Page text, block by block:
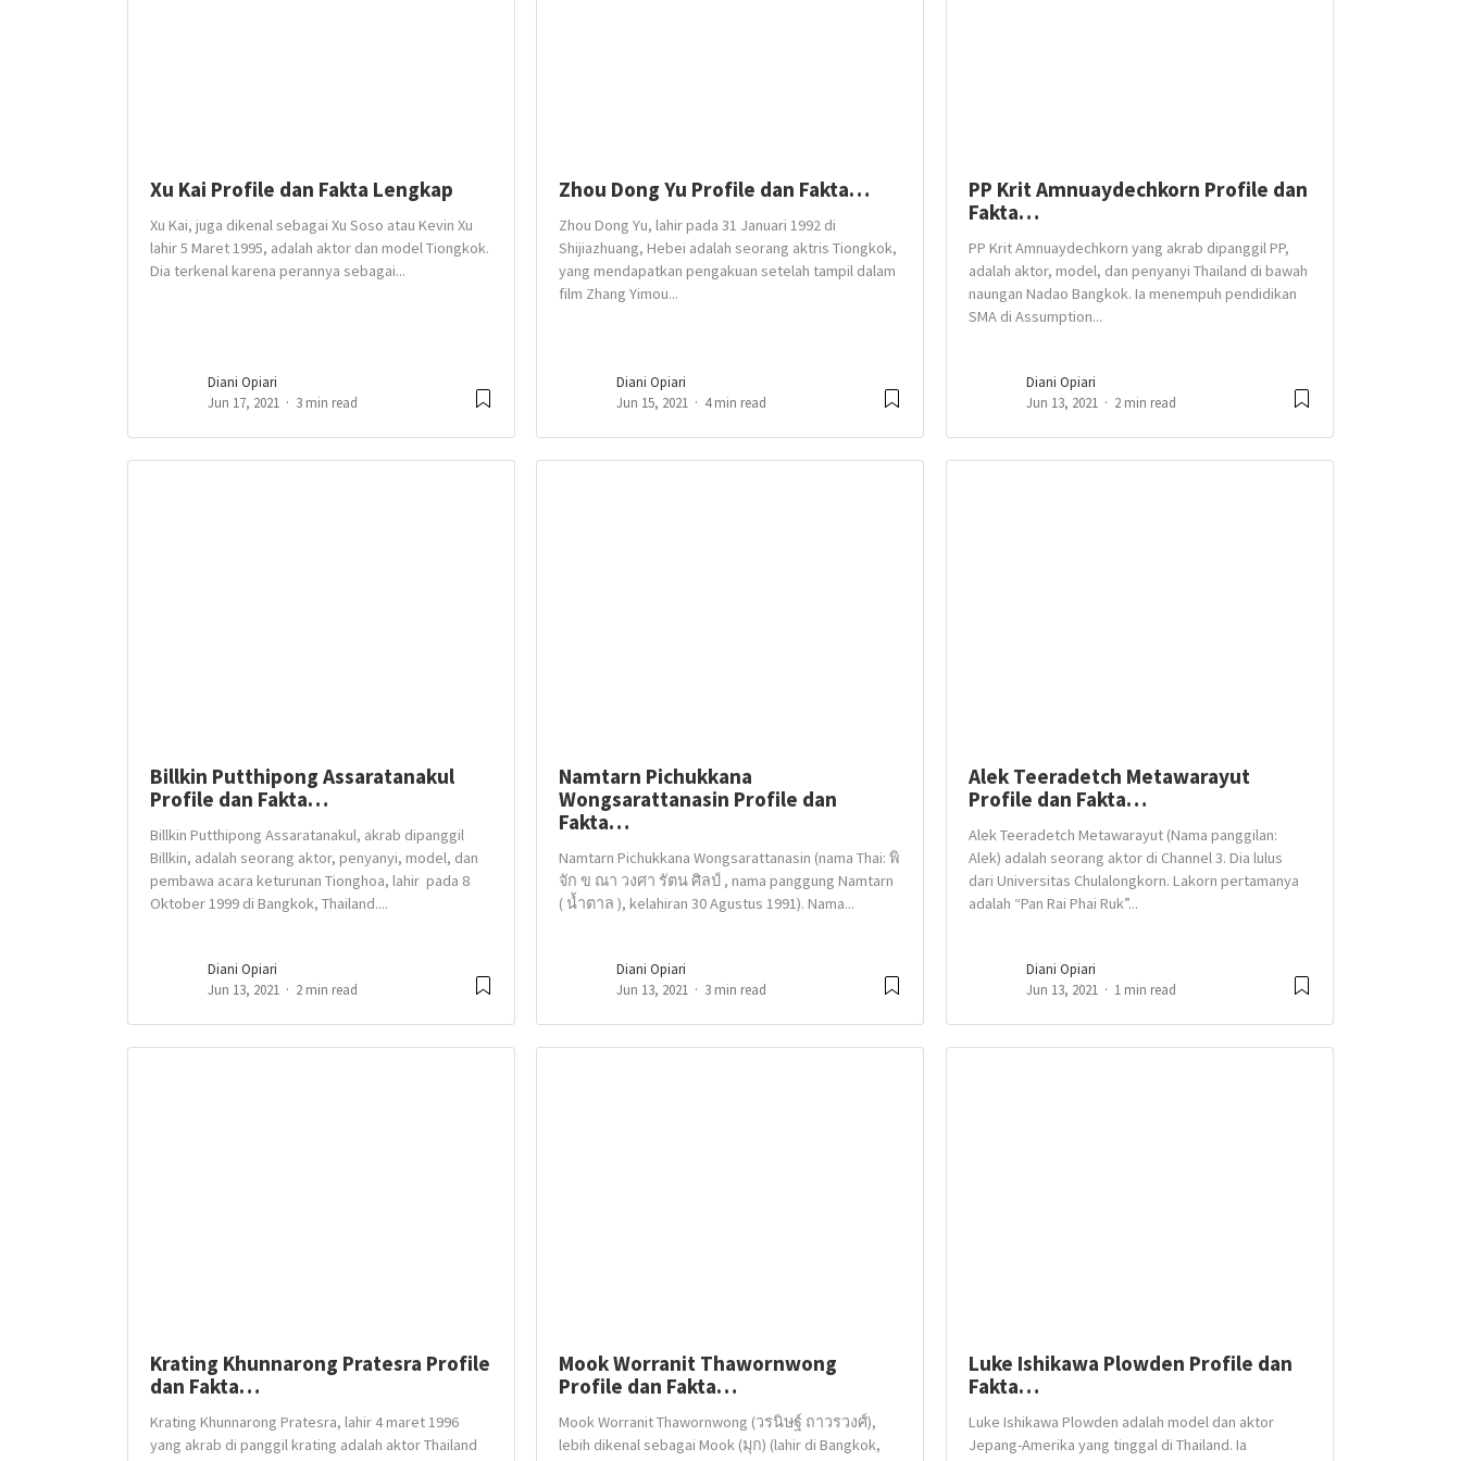
Xu Kai Profile dan Fakta Lengkap
Xu Kai, juga dikenal sebagai Xu Soso atau Kevin Xu
lahir 5 Maret 1995, adalah aktor dan model Tiongkok.
Dia terkenal karena perannya sebagai...
Diani Opiari
Jun 17, 2021
3 min read
Zhou Dong Yu Profile dan Fakta…
Zhou Dong Yu, lahir pada 31 Januari 1992 di
Shijiazhuang, Hebei adalah seorang aktris Tiongkok,
yang mendapatkan pengakuan setelah tampil dalam
film Zhang Yimou...
Diani Opiari
Jun 15, 2021
4 min read
PP Krit Amnuaydechkorn Profile dan
Fakta…
PP Krit Amnuaydechkorn yang akrab dipanggil PP,
adalah aktor, model, dan penyanyi Thailand di bawah
naungan Nadao Bangkok. Ia menempuh pendidikan
SMA di Assumption...
Diani Opiari
Jun 13, 2021
2 min read
Billkin Putthipong Assaratanakul
Profile dan Fakta…
Billkin Putthipong Assaratanakul, akrab dipanggil
Billkin, adalah seorang aktor, penyanyi, model, dan
pembawa acara keturunan Tionghoa, lahir pada 8
Oktober 1999 di Bangkok, Thailand....
Diani Opiari
Jun 13, 2021
2 min read
Namtarn Pichukkana
Wongsarattanasin Profile dan
Fakta…
Namtarn Pichukkana Wongsarattanasin (nama Thai: พิ
จัก ข ณา วงศา รัตน ศิลป์ , nama panggung Namtarn
( น้ำตาล ), kelahiran 30 Agustus 1991). Nama...
Diani Opiari
Jun 13, 2021
3 min read
Alek Teeradetch Metawarayut
Profile dan Fakta…
Alek Teeradetch Metawarayut (Nama panggilan:
Alek) adalah seorang aktor di Channel 3. Dia lulus
dari Universitas Chulalongkorn. Lakorn pertamanya
adalah “Pan Rai Phai Ruk”...
Diani Opiari
Jun 13, 2021
1 min read
Krating Khunnarong Pratesra Profile
dan Fakta…
Krating Khunnarong Pratesra, lahir 4 maret 1996
yang akrab di panggil krating adalah aktor Thailand
Mook Worranit Thawornwong
Profile dan Fakta…
Mook Worranit Thawornwong (วรนิษฐ์ ถาวรวงศ์),
lebih dikenal sebagai Mook (มุก) (lahir di Bangkok,
Luke Ishikawa Plowden Profile dan
Fakta…
Luke Ishikawa Plowden adalah model dan aktor
Jepang-Amerika yang tinggal di Thailand. Ia